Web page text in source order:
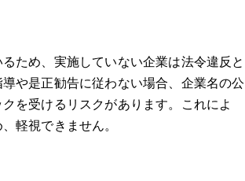
ため、実施していない企業は法令違反と
や是正勧告に従わない場合、企業名の公
を受けるリスクがあります。これによ
軽視できません。